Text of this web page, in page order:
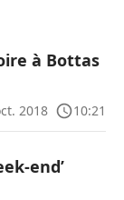
à Bottas
2018
10:21
end’